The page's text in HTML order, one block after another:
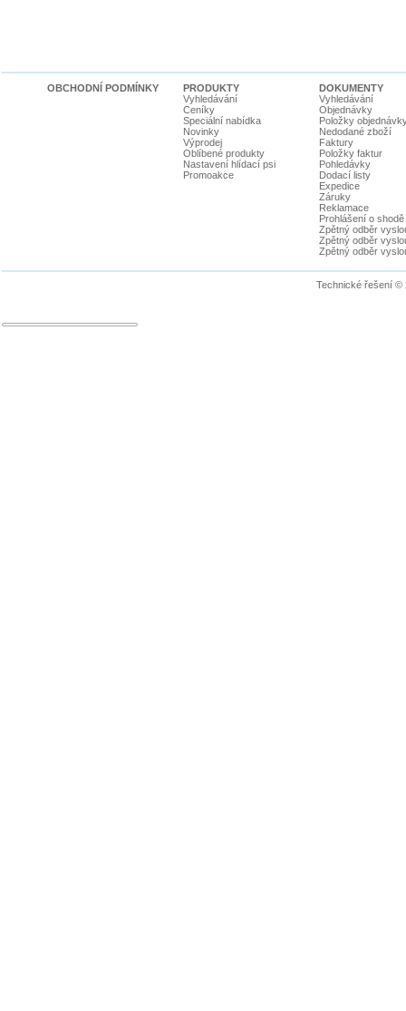
OBCHODNÍ PODMÍNKY
PRODUKTY
Vyhledávání
Ceníky
Speciální nabídka
Novinky
Výprodej
Oblíbené produkty
Nastavení hlídací psi
Promoakce
DOKUMENTY
Vyhledávání
Objednávky
Položky
Nedodané zboží
Faktury
Položky faktur
Pohledávky
Dodací listy
Expedice
Záruky
Reklamace
Prohlášení o shodě
Zpětný odběr
Zpětný odběr
Zpětný odběr
Technické řešení ©